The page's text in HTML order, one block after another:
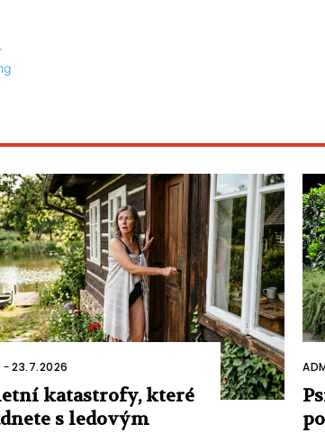
-23.7.2026
katastrofy, které
s ledovým